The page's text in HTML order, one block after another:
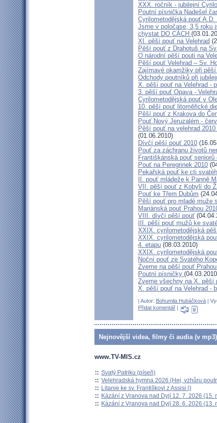
XXX. ročník - jubilejní
Poutní písnička Nadešel
Cyrilometodějská pouť A.D.
Jsme v poločase, 3,5 roku
chystat DO CÁCH
XI. pěší pouť na Velehrad
Pěší pouť z Drahotuš na
O národní pěší pouti na
Pěší pouť Velehrad – Sv.
Zajímavé okamžiky při pěší
Odchody poutníků při
X. pěší pouť na Velehrad -
3. pěší pouť Opava -
Cyrilometodějská pouť v
10. pěší pouť litoměřické
Pěší pouť z Krakova do
Pouť Nový Jeruzalém -
Pěší pouť na velehrad
(01.06.2010)
Dívčí pěší pouť 2010
Pouť za záchranu životů
Františkánská pouť
Pouť na Peregrinek 2010
Pekařská pouť ke cti
II. pouť mládeže k Panně
VII. pěší pouť z Kobylí do
Pouť ke Třem Dubům
Pěší pouť pro mladé muže
Mariánská pouť Prahou
VIII. dívčí pěší pouť
III. pěší pouť mužů ke
XXIX. cyrilometodějská
XXIX. cyrilometodějská
4. etapu (08.03.2010)
XXIX. cyrilometodějská
Noční pouť ze Svatého
Zveme na pěší pouť
Poutní písničky
Zveme všechny na X. pěší
X. pěší pouť na Velehrad -
| Autor: Bohumila Hubáčková |
Přidat komentář |
Nejnovější videa, filmy či audia (v
www.TV-MIS.cz
:: Svatý Patriku (píseň)
:: Velehradská hymna 2026 (Hej, vzhůru
:: Litanie ke sv. Františkovi z Assisi ()
:: Kázání z Vranova nad Dyjí 12. 7. 2026 (15.
:: Kázání z Vranova nad Dyjí 28. 6. 2026 (13.